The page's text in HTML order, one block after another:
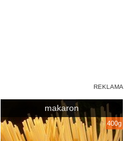
makaron
400g